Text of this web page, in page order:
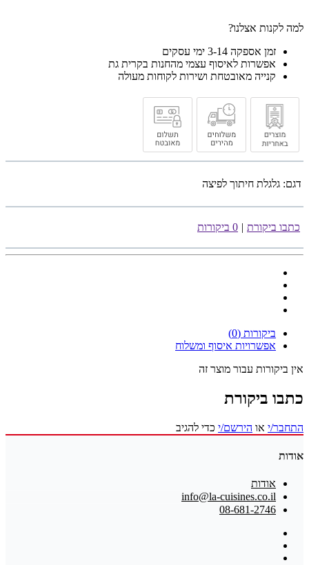
למה לקנות אצלנו?
זמן אספקה 3-14 ימי עסקים
אפשרות לאיסוף עצמי מהחנות בקרית גת
קנייה מאובטחת ושירות לקוחות מעולה
דגם: גלגלת חיתוך לפיצה
כתבו ביקורת | 0 ביקורות
ביקורות (0)
אפשרויות איסוף ומשלוח
אין ביקורות עבור מוצר זה
כתבו ביקורת
התחבר/י או הירשם/י כדי להגיב
אודות
אודות
info@la-cuisines.co.il
08-681-2746